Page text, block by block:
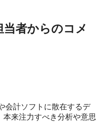
当者からのコメ
会計ソフトに散在するデ
来注力すべき分析や意思